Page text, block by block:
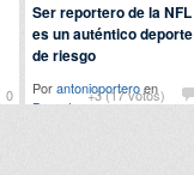
0
+3 (17 votos)
Ser reportero de la NFL
es un auténtico deporte
de riesgo
Porantonioporteroen
Deportes